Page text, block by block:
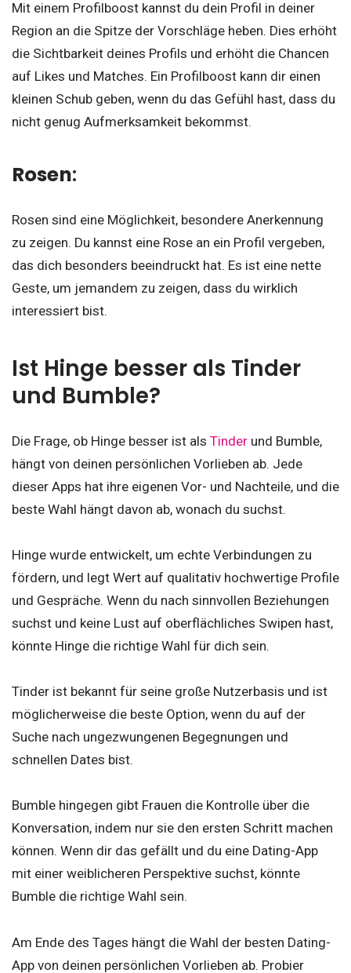
Mit einem Profilboost kannst du dein Profil in deiner
Region an die Spitze der Vorschläge heben. Dies erhöht
die Sichtbarkeit deines Profils und erhöht die Chancen
auf Likes und Matches. Ein Profilboost kann dir einen
kleinen Schub geben, wenn du das Gefühl hast, dass du
nicht genug Aufmerksamkeit bekommst.
Rosen:
Rosen sind eine Möglichkeit, besondere Anerkennung
zu zeigen. Du kannst eine Rose an ein Profil vergeben,
das dich besonders beeindruckt hat. Es ist eine nette
Geste, um jemandem zu zeigen, dass du wirklich
interessiert bist.
Ist Hinge besser als Tinder
und Bumble?
Die Frage, ob Hinge besser ist als Tinder und Bumble,
hängt von deinen persönlichen Vorlieben ab. Jede
dieser Apps hat ihre eigenen Vor- und Nachteile, und die
beste Wahl hängt davon ab, wonach du suchst.
Hinge wurde entwickelt, um echte Verbindungen zu
fördern, und legt Wert auf qualitativ hochwertige Profile
und Gespräche. Wenn du nach sinnvollen Beziehungen
suchst und keine Lust auf oberflächliches Swipen hast,
könnte Hinge die richtige Wahl für dich sein.
Tinder ist bekannt für seine große Nutzerbasis und ist
möglicherweise die beste Option, wenn du auf der
Suche nach ungezwungenen Begegnungen und
schnellen Dates bist.
Bumble hingegen gibt Frauen die Kontrolle über die
Konversation, indem nur sie den ersten Schritt machen
können. Wenn dir das gefällt und du eine Dating-App
mit einer weiblicheren Perspektive suchst, könnte
Bumble die richtige Wahl sein.
Am Ende des Tages hängt die Wahl der besten Dating-
App von deinen persönlichen Vorlieben ab. Probier